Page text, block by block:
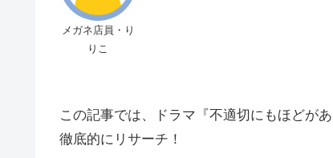
メガネ店員・り
りこ
この記事では、ドラマ『不適切にもほどが
徹底的にリサーチ！